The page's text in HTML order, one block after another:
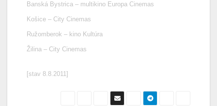
Banská Bystrica – multikino Europa Cinemas
Košice – City Cinemas
Ružomberok – kino Kultúra
Žilina – City Cinemas
[stav 8.8.2011]